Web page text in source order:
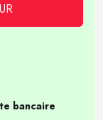
bancaire